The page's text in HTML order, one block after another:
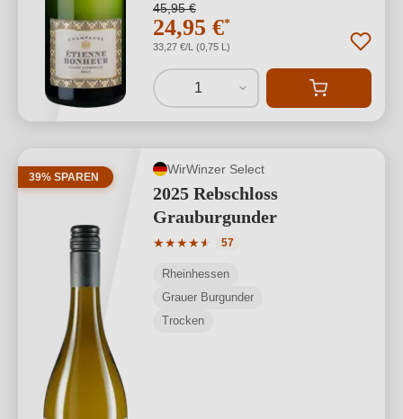
45,95 €
24,95 €*
33,27 €/L (0,75 L)
1
39% SPAREN
WirWinzer Select
2025 Rebschloss
Grauburgunder
★★★★★
★
Durchschnittliche Bewertung von 4.91
57
Rheinhessen
Grauer Burgunder
Trocken